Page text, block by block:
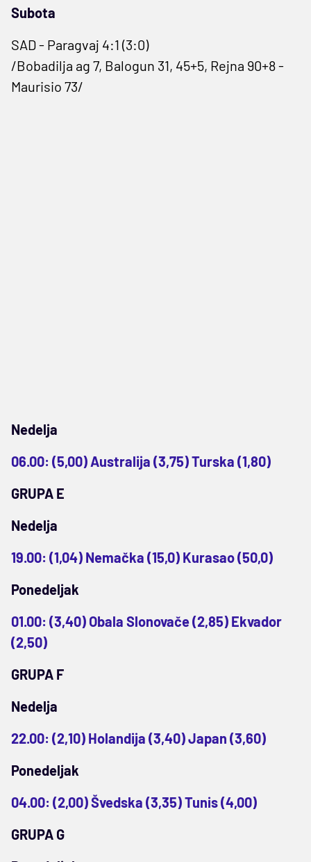
Subota
SAD - Paragvaj 4:1 (3:0)
/Bobadilja ag 7, Balogun 31, 45+5, Rejna 90+8 -
Maurisio 73/
Nedelja
06.00: (5,00) Australija (3,75) Turska (1,80)
GRUPA E
Nedelja
19.00: (1,04) Nemačka (15,0) Kurasao (50,0)
Ponedeljak
01.00: (3,40) Obala Slonovače (2,85) Ekvador
(2,50)
GRUPA F
Nedelja
22.00: (2,10) Holandija (3,40) Japan (3,60)
Ponedeljak
04.00: (2,00) Švedska (3,35) Tunis (4,00)
GRUPA G